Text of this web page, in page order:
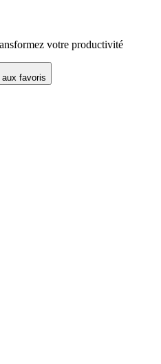
votre productivité
favoris